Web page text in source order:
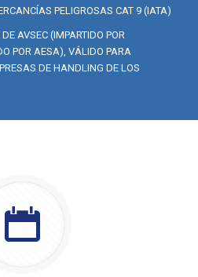
PELIGROSAS CAT 9 (IATA)
AVSEC (IMPARTIDO POR
POR AESA), VÁLIDO PARA
DE HANDLING DE LOS